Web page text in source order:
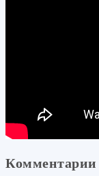
Комментарии